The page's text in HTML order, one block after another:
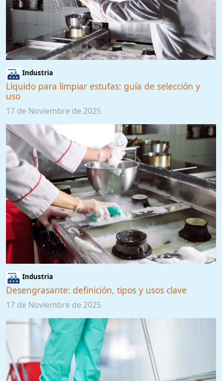
Industria
Líquido para limpiar estufas: guía de selección y
uso
17 de Noviembre de 2025
Industria
Desengrasante: definición, tipos y usos clave
17 de Noviembre de 2025